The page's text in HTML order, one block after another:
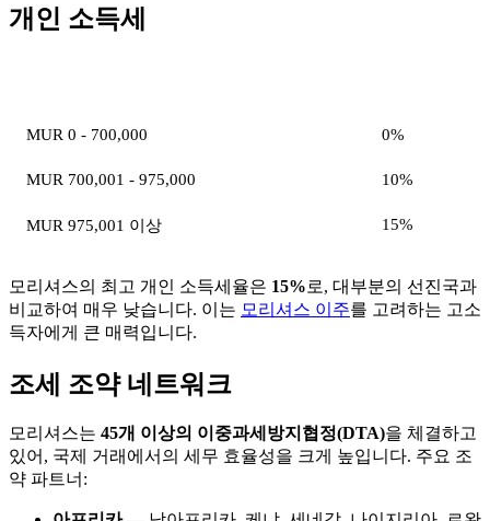
개인 소득세
MUR 0 - 700,000 0%
MUR 700,001 - 975,000 10%
MUR 975,001 이상 15%
모리셔스의 최고 개인 소득세율은 15%로, 대부분의 선진국과
비교하여 매우 낮습니다. 이는 모리셔스 이주를 고려하는 고소
득자에게 큰 매력입니다.
조세 조약 네트워크
모리셔스는 45개 이상의 이중과세방지협정(DTA)을 체결하고
있어, 국제 거래에서의 세무 효율성을 크게 높입니다. 주요 조
약 파트너: